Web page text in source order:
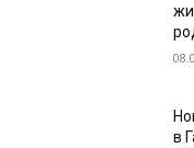
в